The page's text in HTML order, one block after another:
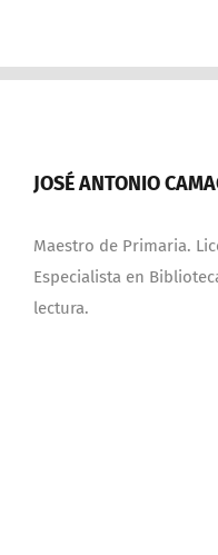
JOSÉ ANTONIO
Maestro de Primaria.
Especialista en
lectura.